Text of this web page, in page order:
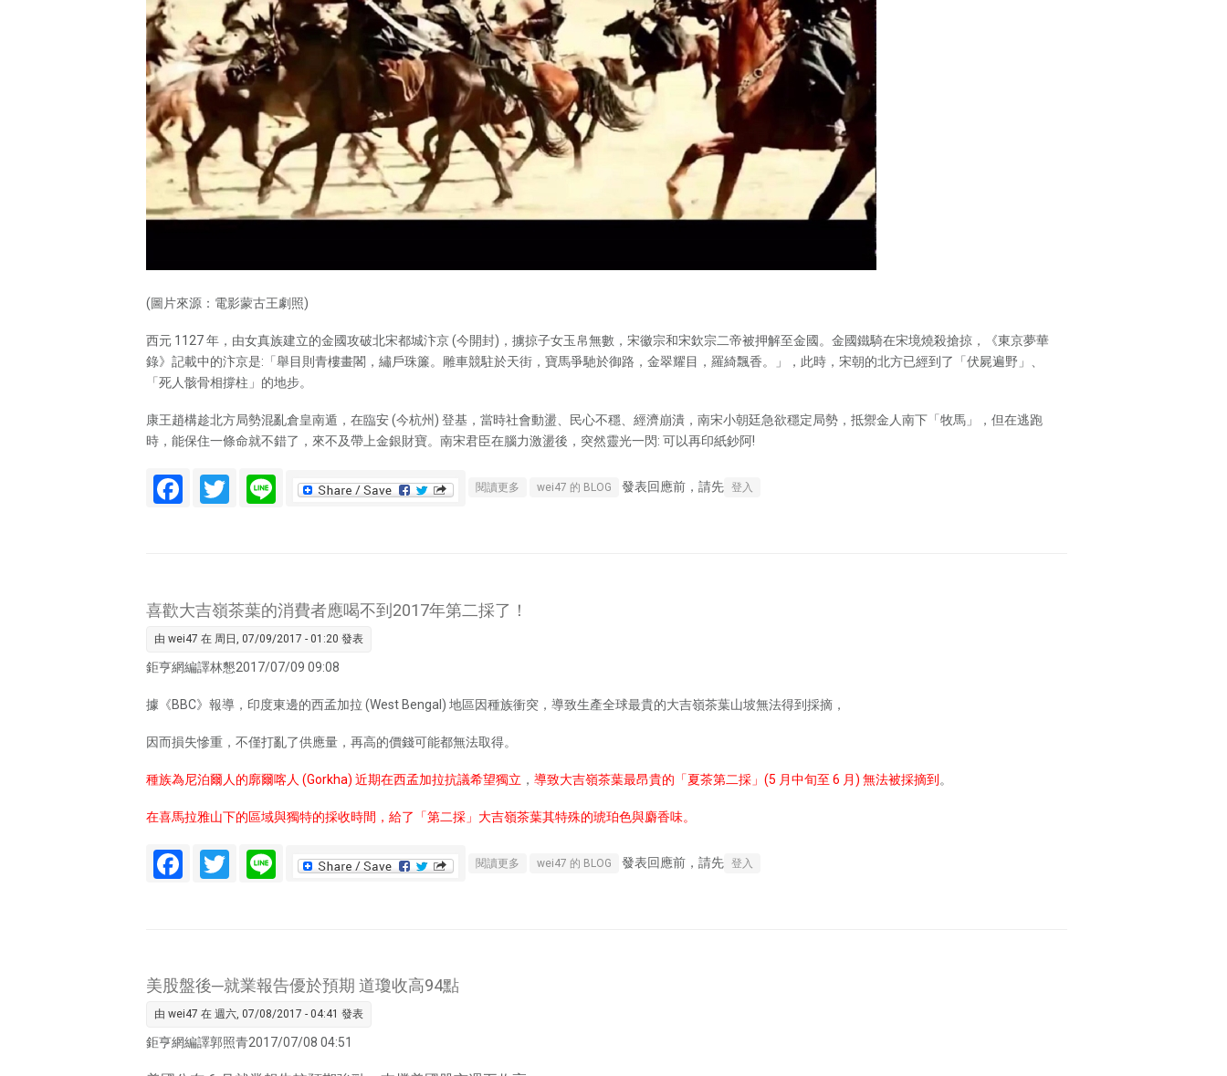
(圖片來源：電影蒙古王劇照)
西元 1127 年，由女真族建立的金國攻破北宋都城汴京 (今開封)，擄掠子女玉帛無數，宋徽宗和宋欽宗二帝被押解至金國。金國鐵騎在宋境燒殺搶掠，《東京夢華
錄》記載中的汴京是:「舉目則青樓畫閣，繡戶珠簾。雕車競駐於天街，寶馬爭馳於御路，金翠耀目，羅綺飄香。」，此時，宋朝的北方已經到了「伏屍遍野」、
「死人骸骨相撐柱」的地步。
康王趙構趁北方局勢混亂倉皇南遁，在臨安 (今杭州) 登基，當時社會動盪、民心不穩、經濟崩潰，南宋小朝廷急欲穩定局勢，抵禦金人南下「牧馬」，但在逃跑
時，能保住一條命就不錯了，來不及帶上金銀財寶。南宋君臣在腦力激盪後，突然靈光一閃: 可以再印紙鈔阿!
Facebook
Twitter
Line 閱讀更多 關於《正瑋的歷史私塾》宋、金、蒙古生死交熾的滅國之戰 貨幣的背後飄出絲絲血腥味！
wei47 的 BLOG 發表回應前，請先 登入
喜歡大吉嶺茶葉的消費者應喝不到2017年第二採了！
由 wei47 在 周日, 07/09/2017 - 01:20 發表
鉅亨網編譯林懇2017/07/09 09:08
據《BBC》報導，印度東邊的西孟加拉 (West Bengal) 地區因種族衝突，導致生產全球最貴的大吉嶺茶葉山坡無法得到採摘，
因而損失慘重，不僅打亂了供應量，再高的價錢可能都無法取得。
種族為尼泊爾人的廓爾喀人 (Gorkha) 近期在西孟加拉抗議希望獨立 ， 導致大吉嶺茶葉最昂貴的「夏茶第二採」(5 月中旬至 6 月) 無法被採摘到 。
在喜馬拉雅山下的區域與獨特的採收時間，給了「第二採」大吉嶺茶葉其特殊的琥珀色與麝香味。
Facebook
Twitter
Line 閱讀更多 關於喜歡大吉嶺茶葉的消費者應喝不到2017年第二採了！
wei47 的 BLOG 發表回應前，請先 登入
美股盤後─就業報告優於預期 道瓊收高94點
由 wei47 在 週六, 07/08/2017 - 04:41 發表
鉅亨網編譯郭照青2017/07/08 04:51